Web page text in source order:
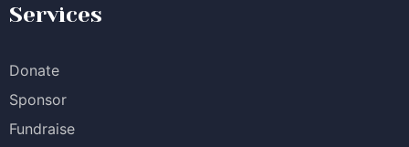
Services
Donate
Sponsor
Fundraise